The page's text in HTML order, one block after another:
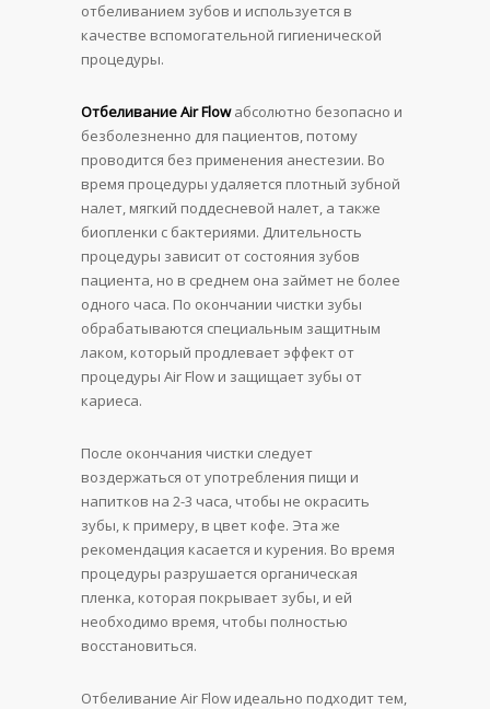
отбеливанием зубов и используется в
качестве вспомогательной гигиенической
процедуры.
Отбеливание Air Flowабсолютно безопасно и
безболезненно для пациентов, потому
проводится без применения анестезии. Во
время процедуры удаляется плотный зубной
налет, мягкий поддесневой налет, а также
биопленки с бактериями. Длительность
процедуры зависит от состояния зубов
пациента, но в среднем она займет не более
одного часа. По окончании чистки зубы
обрабатываются специальным защитным
лаком, который продлевает эффект от
процедуры Air Flow и защищает зубы от
кариеса.
После окончания чистки следует
воздержаться от употребления пищи и
напитков на 2-3 часа, чтобы не окрасить
зубы, к примеру, в цвет кофе. Эта же
рекомендация касается и курения. Во время
процедуры разрушается органическая
пленка, которая покрывает зубы, и ей
необходимо время, чтобы полностью
восстановиться.
Отбеливание Air Flow идеально подходит тем,